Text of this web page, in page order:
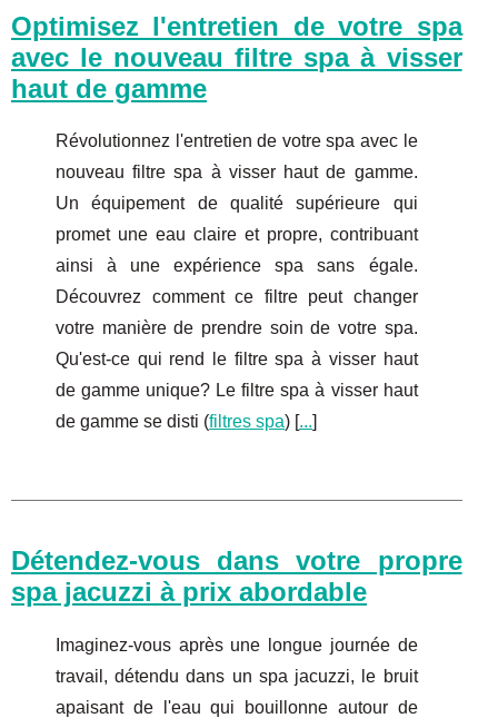
Optimisez l'entretien de votre spa
avec le nouveau filtre spa à visser
haut de gamme
Révolutionnez l'entretien de votre spa avec le
nouveau filtre spa à visser haut de gamme.
Un équipement de qualité supérieure qui
promet une eau claire et propre, contribuant
ainsi à une expérience spa sans égale.
Découvrez comment ce filtre peut changer
votre manière de prendre soin de votre spa.
Qu'est-ce qui rend le filtre spa à visser haut
de gamme unique? Le filtre spa à visser haut
de gamme se disti (filtres spa) [ ...
Détendez-vous dans votre propre
spa jacuzzi à prix abordable
Imaginez-vous après une longue journée de
travail, détendu dans un spa jacuzzi, le bruit
apaisant de l'eau qui bouillonne autour de